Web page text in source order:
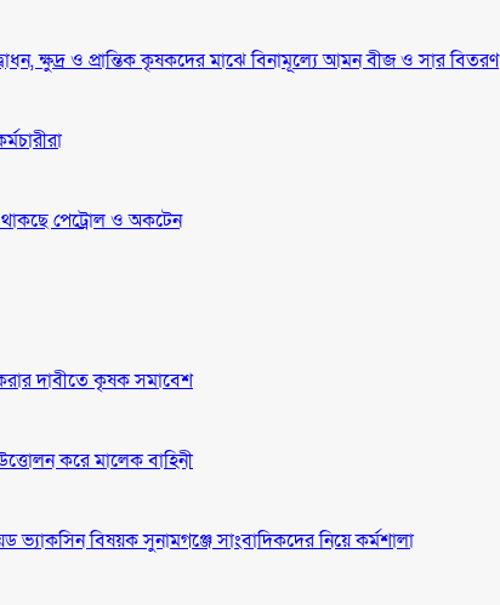
ক্ষুদ্র ও প্রান্তিক কৃষকদের মাঝে বিনামূল্যে আমন বীজ ও সার বিতরণ
পেট্রোল ও অকটেন
করার দাবীতে কৃষক সমাবেশ
করে মালেক বাহিনী
বিষয়ক সুনামগঞ্জে সাংবাদিকদের নিয়ে কর্মশালা